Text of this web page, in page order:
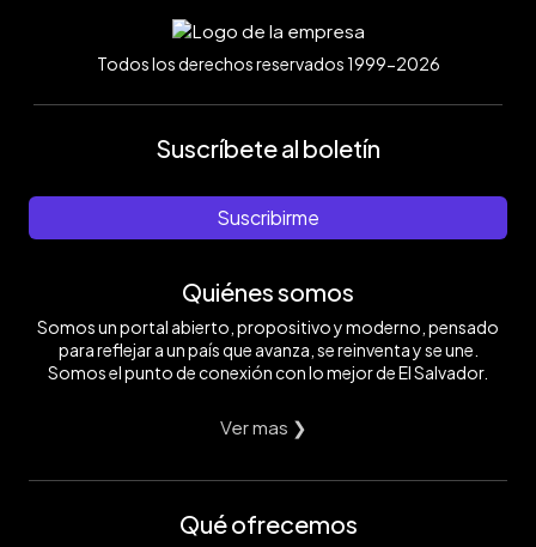
Todos los derechos reservados 1999-2026
Suscríbete al boletín
Suscribirme
Quiénes somos
Somos un portal abierto, propositivo y moderno, pensado
para reflejar a un país que avanza, se reinventa y se une.
Somos el punto de conexión con lo mejor de El Salvador.
Ver mas ❯
Qué ofrecemos